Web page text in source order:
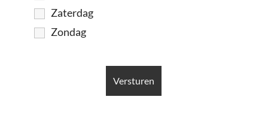
Zaterdag
Zondag